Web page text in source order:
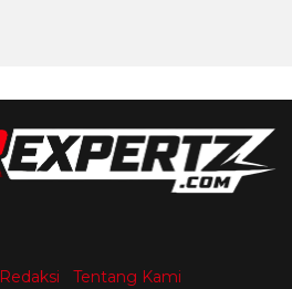
Redaksi
Tentang Kami